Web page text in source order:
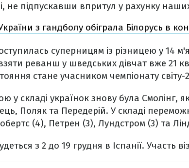
не підпускавши впритул у рахунку
з гандболу обіграла Білорусь в
суперницям із різницею у 14
реванш у шведських дівчат вже 21
стане учасником чемпіонату світу-
у складі українок знову була Смолінг,
Поляк та Передерій. У складі
(4), Петрен (3), Лундстром (3) та
з 2 до 19 грудня в Іспанії. Участь